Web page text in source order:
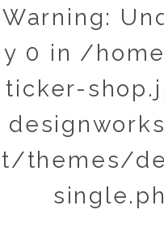
Warning:
y 0 in /
ticker-
t/themes/